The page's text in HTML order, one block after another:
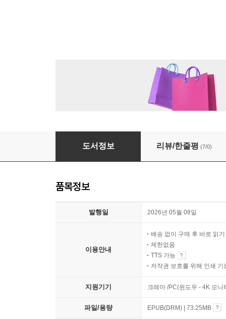
접시 위에는 잘 차려진 비밀이
도서정보 리뷰/한줄평 (7/0)
품목정보
발행일 2026년 05월 08일
이용안내
배송 없이 구매 후 바로 읽기
제한없음
TTS 가능
저작권 보호를 위해 인쇄 기
지원기기 크레마 /PC(윈도우 - 4K 모
파일/용량 EPUB(DRM) | 73.25MB